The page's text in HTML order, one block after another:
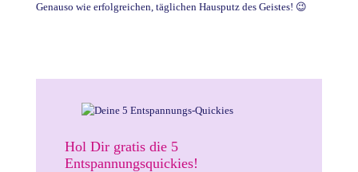
Genauso wie erfolgreichen, täglichen Hausputz des Geistes! 😉
Hol Dir gratis die 5
Entspannungsquickies!